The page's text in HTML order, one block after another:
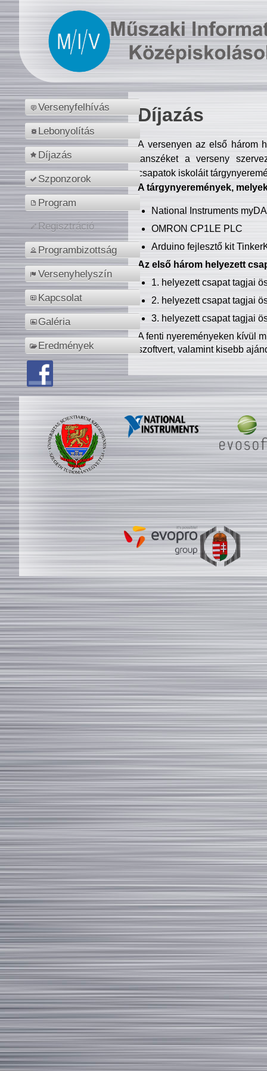
Versenyfelhívás
Lebonyolítás
Díjazás
Szponzorok
Program
Regisztráció
Programbizottság
Versenyhelyszín
Kapcsolat
Galéria
Eredmények
Díjazás
A versenyen az első három
tanszéket a verseny
csapatok iskoláit
A tárgynyeremények,
National Instruments
OMRON CP1LE PLC
Arduino fejlesztő kit
Az első három helyezett
1. helyezett csapat tagjai
2. helyezett csapat tagjai
3. helyezett csapat tagjai
A fenti nyereményeken kívül
szoftvert, valamint kisebb